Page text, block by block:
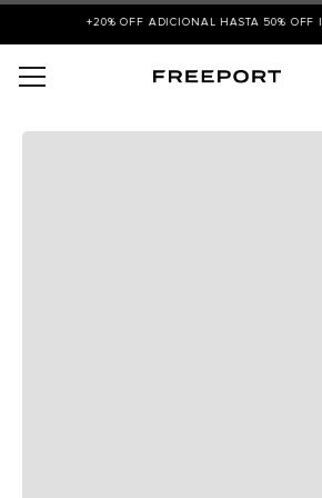
+20% OFF ADICIONAL HASTA 50% OFF |